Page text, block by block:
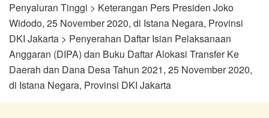
Penyaluran Tinggi > Keterangan Pers Presiden Joko
Widodo, 25 November 2020, di Istana Negara, Provinsi
DKI Jakarta > Penyerahan Daftar Isian Pelaksanaan
Anggaran (DIPA) dan Buku Daftar Alokasi Transfer Ke
Daerah dan Dana Desa Tahun 2021, 25 November 2020,
di Istana Negara, Provinsi DKI Jakarta